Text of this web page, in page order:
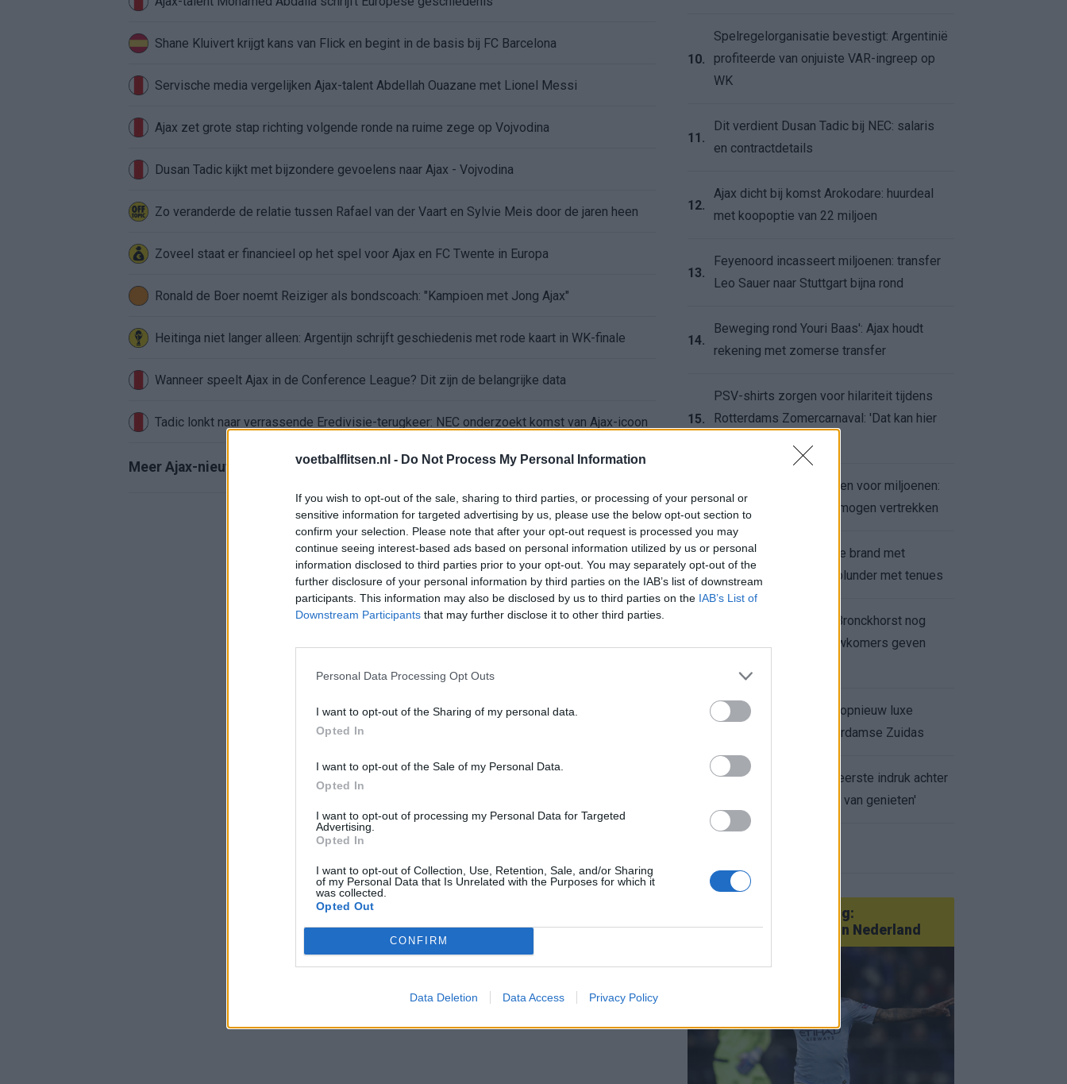
voetbalflitsen.nl - Do Not Process My Personal Information
If you wish to opt-out of the sale, sharing to third parties, or processing of your personal or
sensitive information for targeted advertising by us, please use the below opt-out section to
confirm your selection. Please note that after your opt-out request is processed you may
continue seeing interest-based ads based on personal information utilized by us or personal
information disclosed to third parties prior to your opt-out. You may separately opt-out of the
further disclosure of your personal information by third parties on the IAB’s list of downstream
participants. This information may also be disclosed by us to third parties on the IAB’s List of
Downstream Participants that may further disclose it to other third parties.
Personal Data Processing Opt Outs
I want to opt-out of the Sharing of my personal data.
Opted In
I want to opt-out of the Sale of my Personal Data.
Opted In
I want to opt-out of processing my Personal Data for Targeted
Advertising.
Opted In
I want to opt-out of Collection, Use, Retention, Sale, and/or Sharing
of my Personal Data that Is Unrelated with the Purposes for which it
was collected.
Opted Out
CONFIRM
Data Deletion Data Access Privacy Policy
Shane Kluivert krijgt kans van Flick en begint in de basis bij FC Barcelona
Servische media vergelijken Ajax-talent Abdellah Ouazane met Lionel Messi
Ajax zet grote stap richting volgende ronde na ruime zege op Vojvodina
Dusan Tadic kijkt met bijzondere gevoelens naar Ajax - Vojvodina
Zo veranderde de relatie tussen Rafael van der Vaart en Sylvie Meis door de jaren heen
Zoveel staat er financieel op het spel voor Ajax en FC Twente in Europa
Ronald de Boer noemt Reiziger als bondscoach: "Kampioen met Jong Ajax"
Heitinga niet langer alleen: Argentijn schrijft geschiedenis met rode kaart in WK-finale
Wanneer speelt Ajax in de Conference League? Dit zijn de belangrijke data
Tadic lonkt naar verrassende Eredivisie-terugkeer: NEC onderzoekt komst van Ajax-icoon
Meer Ajax-nieuws
10.
Spelregelorganisatie bevestigt: Argentinië
profiteerde van onjuiste VAR-ingreep op
WK
11.
Dit verdient Dusan Tadic bij NEC: salaris
en contractdetails
12.
Ajax dicht bij komst Arokodare: huurdeal
met koopoptie van 22 miljoen
13.
Feyenoord incasseert miljoenen: transfer
Leo Sauer naar Stuttgart bijna rond
14.
Beweging rond Youri Baas': Ajax houdt
rekening met zomerse transfer
15.
PSV-shirts zorgen voor hilariteit tijdens
Rotterdams Zomercarnaval: 'Dat kan hier
16.
Feyenoord zet deur open voor miljoenen:
Ueda en Hadj Moussa mogen vertrekken
17.
Ajax helpt Burnley uit de brand met
afgeknipte sokken na blunder met tenues
Feyenoord onder Van Bronckhorst nog
altijd ongeslagen: nieuwkomers geven
Hakim Ziyech verhuurt opnieuw luxe
appartement op Amsterdamse Zuidas
Marcos Leonardo laat eerste indruk achter
bij Ajax: 'Hier gaan fans van genieten'
Van Götze tot Sterling:
statementtransfers in Nederland